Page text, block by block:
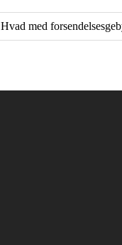
Hvad med